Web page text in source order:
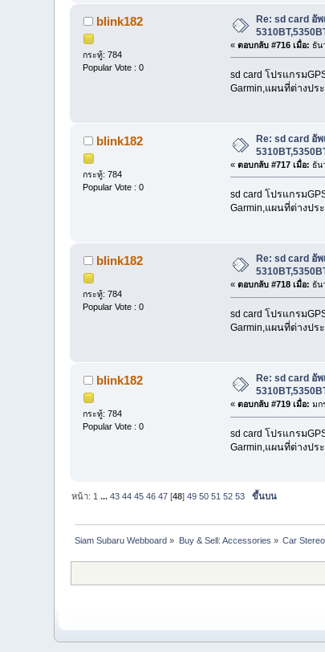
blink182
กระทู้: 784
Popular Vote : 0
Re: sd card อั
« ตอบกลับ #716 เมื่อ: ธัน
sd card โปรแกรม
Garmin,แผนที่ต่างปร
blink182
กระทู้: 784
Popular Vote : 0
Re: sd card อั
« ตอบกลับ #717 เมื่อ: ธัน
sd card โปรแกรม
Garmin,แผนที่ต่างปร
blink182
กระทู้: 784
Popular Vote : 0
Re: sd card อั
« ตอบกลับ #718 เมื่อ: ธัน
sd card โปรแกรม
Garmin,แผนที่ต่างปร
blink182
กระทู้: 784
Popular Vote : 0
Re: sd card อั
« ตอบกลับ #719 เมื่อ: มก
sd card โปรแกรม
Garmin,แผนที่ต่างปร
หน้า:1 ...43 44 45 46 47 [48]49 50 51 52 53
ขึ้นบน
Siam Subaru Webboard » Buy & Sell: Accessories » Car Stereo